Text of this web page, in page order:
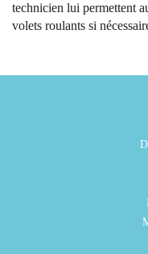
technicien lui permettent
volets roulants si